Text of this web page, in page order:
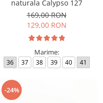
naturala Calypso 127
169,00 RON
129,00 RON
Marime:
36 37 38 39 40 41
-24%